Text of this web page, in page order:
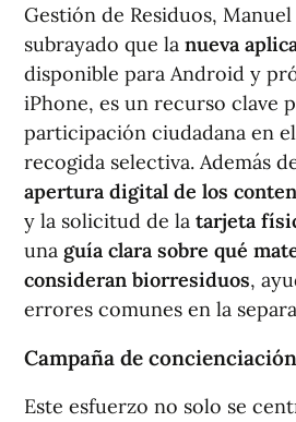
Gestión de Residuos,
subrayado que la nueva
disponible para Android y
iPhone, es un recurso clave
participación ciudadana en
recogida selectiva. Además
apertura digital de los
y la solicitud de la tarjeta
una guía clara sobre qué
consideran biorresiduos,
errores comunes en la
Campaña de concienciación
Este esfuerzo no solo se